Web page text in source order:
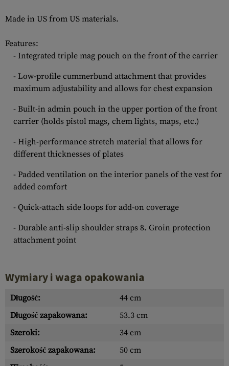
Made in US from US materials.
Features:
- Integrated triple mag pouch on the front of the carrier
- Low-profile cummerbund attachment that provides
maximum adjustability and allows for chest expansion
- Built-in admin pouch in the upper portion of the front
carrier (holds pistol mags, chem lights, maps, etc.)
- High-performance stretch material that allows for
different thicknesses of plates
- Padded ventilation on the interior panels of the vest for
added comfort
- Quick-attach side loops for add-on coverage
- Durable anti-slip shoulder straps 8. Groin protection
attachment point
Wymiary i waga opakowania
Długość:
44 cm
Długość zapakowana:
53.3 cm
Szeroki:
34 cm
Szerokość zapakowana:
50 cm